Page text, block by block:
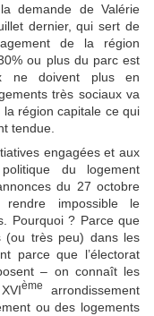
demande de Valérie
dernier, qui sert de
de la région
ou plus du parc est
ne doivent plus en
très sociaux va
région capitale ce qui
tendue.
engagées et aux
du logement
du 27 octobre
impossible le
Pourquoi ? Parce que
(ou très peu) dans les
parce que l’électorat
– on connaît les
ème
arrondissement
ou des logements